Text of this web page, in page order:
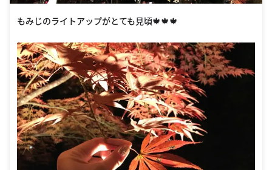
もみじのライトアップがとても見頃🍁🍁🍁